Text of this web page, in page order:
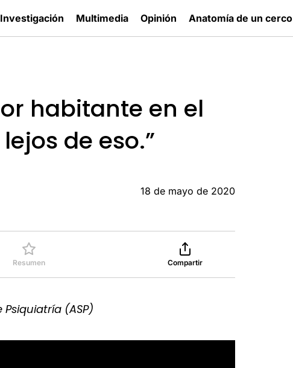
Investigación Multimedia Opinión Anatomía de un cerco
habitante en el
de eso.”
18 de mayo de 2020
Resumen Compartir
(ASP)